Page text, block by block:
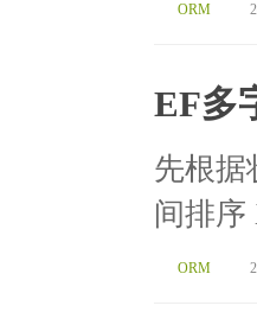
ORM
EF多
先根据
间排序
ORM